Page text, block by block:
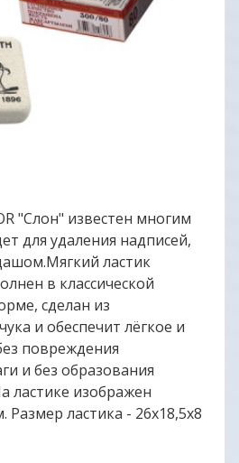
"Слон" известен многим
для удаления надписей,
ластик
в классической
сделан из
и обеспечит лёгкое и
повреждения
и без образования
ластике изображен
Размер ластика - 26х18,5х8